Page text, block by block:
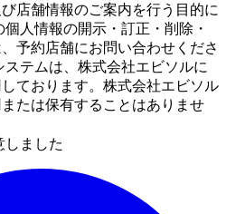
店舗情報のご案内を行う目的に
人情報の開示・訂正・削除・
予約店舗にお問い合わせくださ
テムは、株式会社エビソルに
ております。株式会社エビソル
たは保有することはありませ
しました